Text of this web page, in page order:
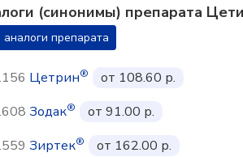
(синонимы) препарата
аналоги препарата
Цетрин®
от 108.60 р.
Зодак®
от 91.00 р.
Зиртек®
от 162.00 р.